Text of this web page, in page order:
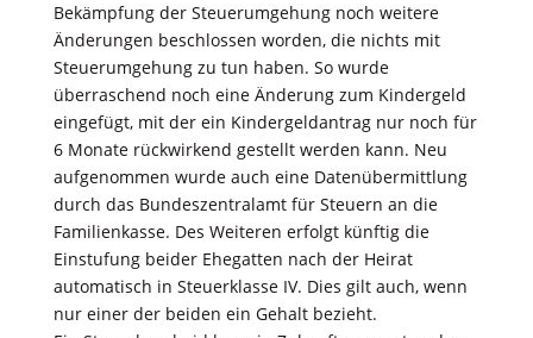
Bekämpfung der Steuerumgehung noch weitere
Änderungen beschlossen worden, die nichts mit
Steuerumgehung zu tun haben. So wurde
überraschend noch eine Änderung zum Kindergeld
eingefügt, mit der ein Kindergeldantrag nur noch für
6 Monate rückwirkend gestellt werden kann. Neu
aufgenommen wurde auch eine Datenübermittlung
durch das Bundeszentralamt für Steuern an die
Familienkasse. Des Weiteren erfolgt künftig die
Einstufung beider Ehegatten nach der Heirat
automatisch in Steuerklasse IV. Dies gilt auch, wenn
nur einer der beiden ein Gehalt bezieht.